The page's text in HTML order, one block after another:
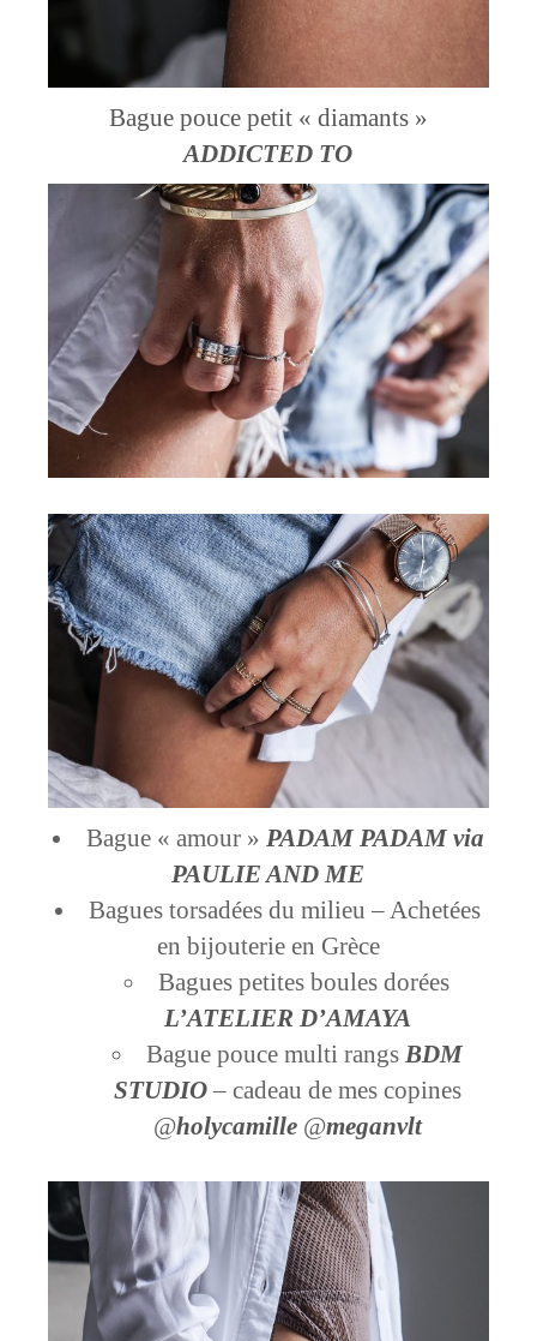
Bague pouce petit « diamants »
ADDICTED TO
Bague « amour » PADAM PADAM via
PAULIE AND ME
Bagues torsadées du milieu – Achetées
en bijouterie en Grèce
Bagues petites boules dorées
L’ATELIER D’AMAYA
Bague pouce multi rangs BDM
STUDIO– cadeau de mes copines
@holycamille@meganvlt